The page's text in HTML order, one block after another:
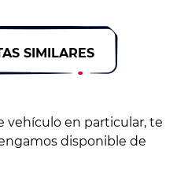
SIMILARES
vehículo en particular, te
disponible de